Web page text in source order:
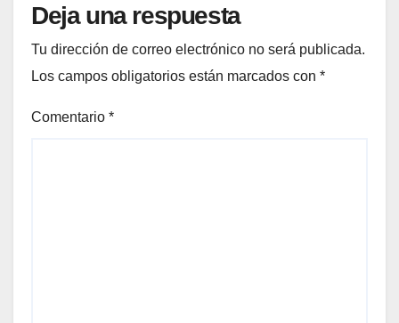
Deja una respuesta
Tu dirección de correo electrónico no será publicada.
Los campos obligatorios están marcados con *
Comentario *